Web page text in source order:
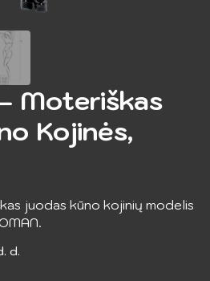
Moteriškas
Kojinės,
juodas kūno kojinių modelis
d.